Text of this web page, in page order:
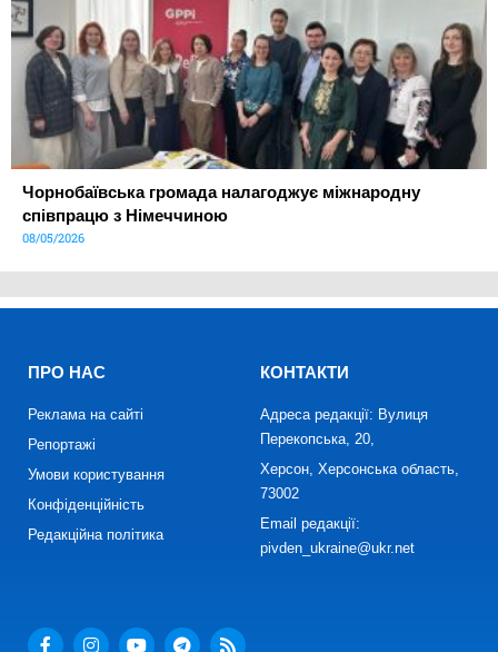
Чорнобаївська громада налагоджує міжнародну
співпрацю з Німеччиною
08/05/2026
ПРО НАС
Реклама на сайті
Репортажі
Умови користування
Конфіденційність
Редакційна політика
КОНТАКТИ
Адреса редакції: Вулиця
Перекопська, 20,
Херсон, Херсонська область,
73002
Email редакції:
pivden_ukraine@ukr.net